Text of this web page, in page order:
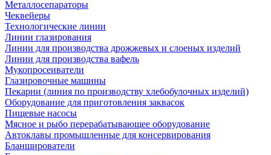
Металлосепараторы
Чеквейеры
Технологические линии
Линии глазирования
Линии для производства дрожжевых и слоеных изделий
Линии для производства вафель
Мукопросеиватели
Глазировочные машины
Пекарни (линия по производству хлебобулочных изделий)
Оборудование для приготовления заквасок
Пищевые насосы
Мясное и рыбо перерабатывающее оборудование
Автоклавы промышленные для консервирования
Бланширователи